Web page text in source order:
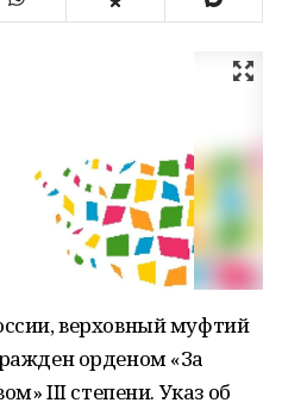
верховный муфтий
орденом «За
III степени. Указ об